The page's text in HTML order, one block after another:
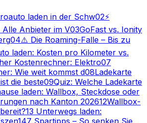
laden in der Schw02⚡
Alle Anbieter im V03GoFast vs. Ionity
04⚠️ Die Roaming-Falle – Bis zu
laden: Kosten pro Kilometer vs.
Kostenrechner: Elektro07
Wie weit kommst d08Ladekarte
die beste09Quiz: Welche Ladekarte
laden: Wallbox, Steckdose oder
nach Kanton 202612Wallbox-
13 ️ Unterwegs laden:
147 Spartipps – So senken Sie